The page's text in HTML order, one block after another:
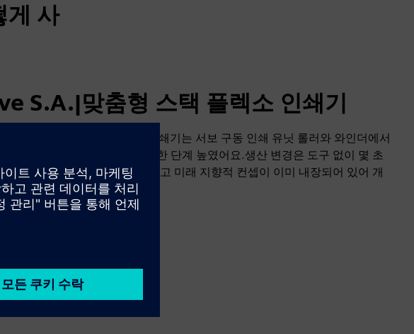
게 사
S.A.|맞춤형 스택 플렉소 인쇄기
새로운 스택형 플렉소그래픽 인쇄기는 서보 구동 인쇄 유닛 롤러와 와인더에서
의 모션 컨트롤을 통해 품질을 한 단계 높였어요.생산 변경은 도구 없이 몇 초
할 수 있어요.새 기계는 유연하고 미래 지향적 컨셉이 이미 내장되어 있어 개
개발할 수 있어요.